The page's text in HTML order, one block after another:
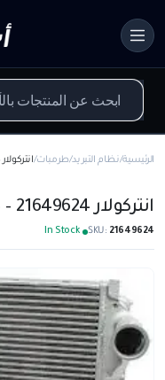
الرئيسية نظام التبريد طرمبات انتركولار Volvo FM 4 – 21649624
انتركولار Volvo FM 4 – 21649624
SKU: 21649624
In Stock